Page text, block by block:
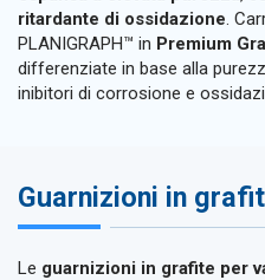
ritardante di ossidazione.
PLANIGRAPH™ in Premium
differenziate in base alla
inibitori di corrosione e
Guarnizioni in
Le guarnizioni in grafite per